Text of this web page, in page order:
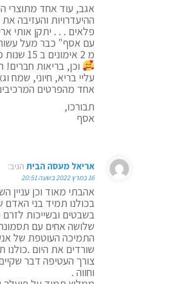
אגב, עוד אחד מתוצרי
ההיעדרויות והעזיבה
פלאים . . . יתקן אותי
עם אסף" כבר מעל עשור
מ 2 אימונים ב 15 שנות פעילות הקבוצה ?
וכן, בריאות
עליי בריא, חיוני, שמח
אחד מהפרטים
תבורכו,
אסף
אריאל מעסה הבית הגיב:
16 במרץ 2022 בשעה 20:51
אהבתי מאוד וכן עניין
בכולנו תמיד בני האדם
בשבטים ובשייכות
שלושה אחים עם
התמיכה העוטפת של
שורדים את היום
צורך העטיפה דבר
וחווה .